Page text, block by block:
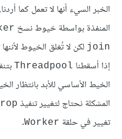
الخبر السيء أنها لا تعمل كما
المنفذة بواسطة خيوط نسخ
join لكن لا تُغلق الخيوط
إذا أسقطنا Threadpool
الخيط الأساسي للأبد بانتظار
المشكلة نحتاج لتغيير تنفيذ
تغيير في حلقة Worker
.